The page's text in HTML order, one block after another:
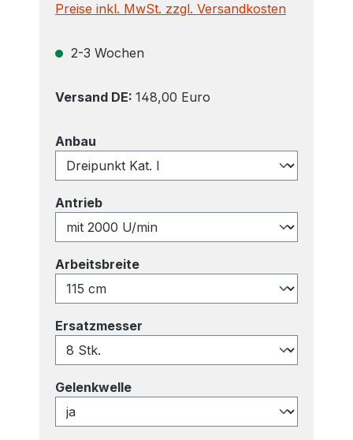
Preise inkl. MwSt. zzgl. Versandkosten
2-3 Wochen
Versand DE: 148,00 Euro
Anbau
Antriebauswählen
Arbeitsbreiteauswählen
Ersatzmesser
Gelenkwelleauswählen